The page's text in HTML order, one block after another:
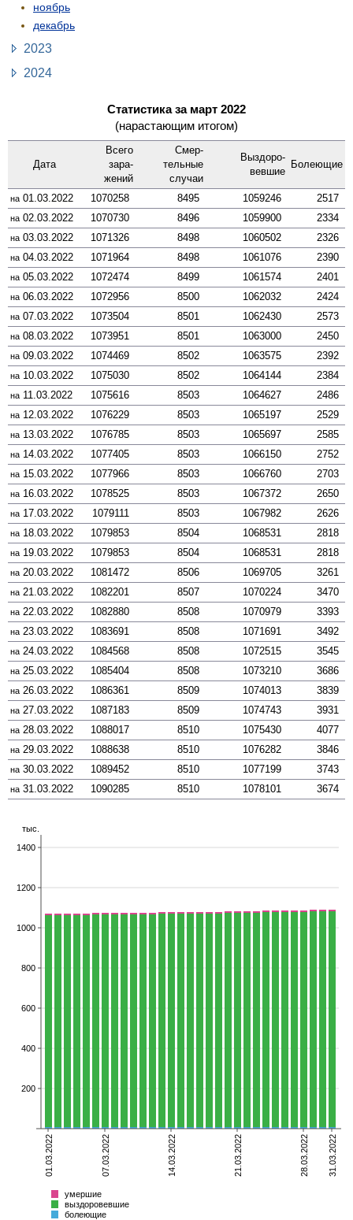
ноябрь
декабрь
2023
2024
Статистика за март 2022
(нарастающим итогом)
Дата
Всего
зара­
жений
Смер­
тельные
случаи
Выздоро­
вевшие
Боле­ющие
на 01.03.2022 1070258 8495 1059246 2517
на 02.03.2022 1070730 8496 1059900 2334
на 03.03.2022 1071326 8498 1060502 2326
на 04.03.2022 1071964 8498 1061076 2390
на 05.03.2022 1072474 8499 1061574 2401
на 06.03.2022 1072956 8500 1062032 2424
на 07.03.2022 1073504 8501 1062430 2573
на 08.03.2022 1073951 8501 1063000 2450
на 09.03.2022 1074469 8502 1063575 2392
на 10.03.2022 1075030 8502 1064144 2384
на 11.03.2022 1075616 8503 1064627 2486
на 12.03.2022 1076229 8503 1065197 2529
на 13.03.2022 1076785 8503 1065697 2585
на 14.03.2022 1077405 8503 1066150 2752
на 15.03.2022 1077966 8503 1066760 2703
на 16.03.2022 1078525 8503 1067372 2650
на 17.03.2022 1079111 8503 1067982 2626
на 18.03.2022 1079853 8504 1068531 2818
на 19.03.2022 1079853 8504 1068531 2818
на 20.03.2022 1081472 8506 1069705 3261
на 21.03.2022 1082201 8507 1070224 3470
на 22.03.2022 1082880 8508 1070979 3393
на 23.03.2022 1083691 8508 1071691 3492
на 24.03.2022 1084568 8508 1072515 3545
на 25.03.2022 1085404 8508 1073210 3686
на 26.03.2022 1086361 8509 1074013 3839
на 27.03.2022 1087183 8509 1074743 3931
на 28.03.2022 1088017 8510 1075430 4077
на 29.03.2022 1088638 8510 1076282 3846
на 30.03.2022 1089452 8510 1077199 3743
на 31.03.2022 1090285 8510 1078101 3674
умершие
выздоровевшие
болеющие
Всего
01.03.2022 07.03.2022 14.03.2022 21.03.2022 28.03.2022 31.03.2022
200
400
600
800
1000
1200
1400
тыс.
умершие
выздоровевшие
болеющие